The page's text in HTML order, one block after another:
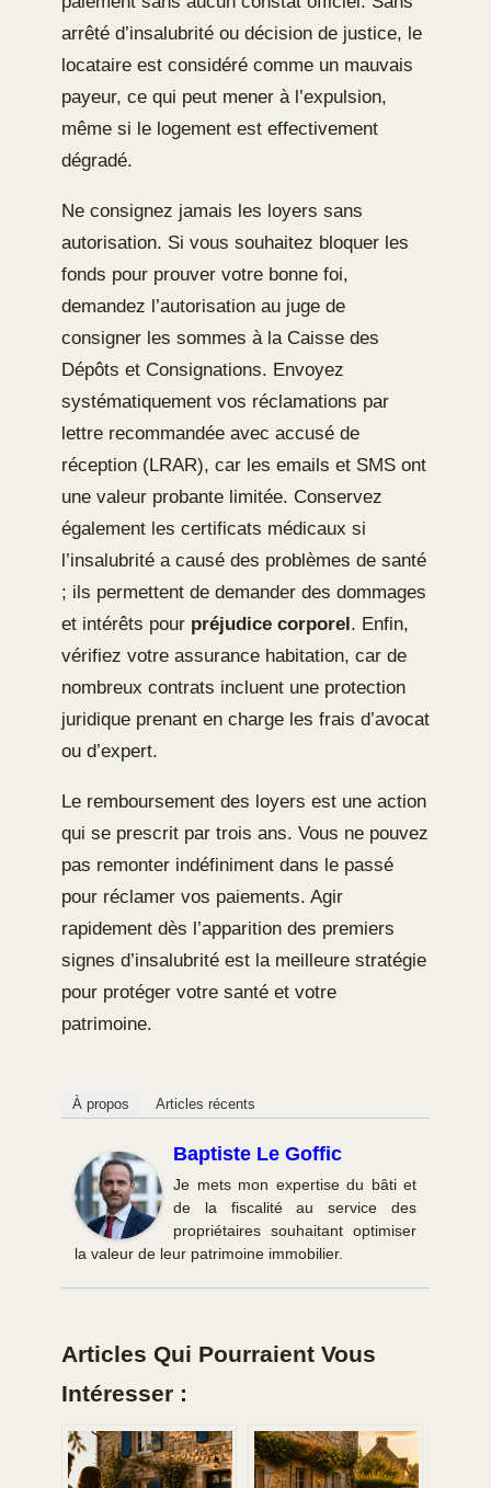
arrêté d’insalubrité ou décision de justice, le
locataire est considéré comme un mauvais
payeur, ce qui peut mener à l’expulsion,
même si le logement est effectivement
dégradé.
Ne consignez jamais les loyers sans
autorisation. Si vous souhaitez bloquer les
fonds pour prouver votre bonne foi,
demandez l’autorisation au juge de
consigner les sommes à la Caisse des
Dépôts et Consignations. Envoyez
systématiquement vos réclamations par
lettre recommandée avec accusé de
réception (LRAR), car les emails et SMS ont
une valeur probante limitée. Conservez
également les certificats médicaux si
l’insalubrité a causé des problèmes de santé
; ils permettent de demander des dommages
et intérêts pour préjudice corporel . Enfin,
vérifiez votre assurance habitation, car de
nombreux contrats incluent une protection
juridique prenant en charge les frais d’avocat
ou d’expert.
Le remboursement des loyers est une action
qui se prescrit par trois ans. Vous ne pouvez
pas remonter indéfiniment dans le passé
pour réclamer vos paiements. Agir
rapidement dès l’apparition des premiers
signes d’insalubrité est la meilleure stratégie
pour protéger votre santé et votre
patrimoine.
À propos Articles récents
Baptiste Le Goffic
Je mets mon expertise du bâti et
de la fiscalité au service des
propriétaires souhaitant optimiser
la valeur de leur patrimoine immobilier.
Articles Qui Pourraient Vous
Intéresser :